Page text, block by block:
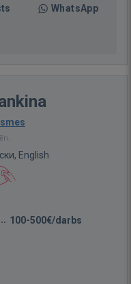
WhatsApp
English
100-500€/darbs